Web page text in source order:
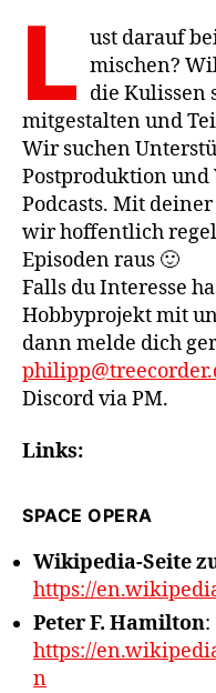
L ust darauf
mischen?
die Kulissen
mitgestalten und
Wir suchen
Postproduktion
Podcasts. Mit
wir hoffentlich
Episoden raus 🙂
Falls du Interesse
Hobbyprojekt mit
dann melde dich
Discord via PM.
Links:
SPACE OPERA
Wikipedia-Seite
https://
Peter F. Hamilton:
https://
n